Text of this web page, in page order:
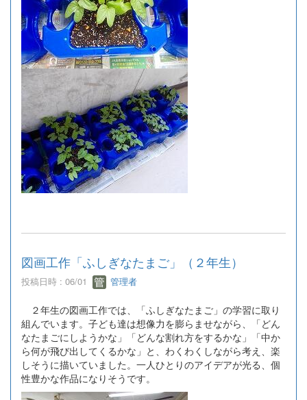
図画工作「ふしぎなたまご」（２年生）
投稿日時 : 06/01 管理者
２年生の図画工作では、「ふしぎなたまご」の学習に取り
組んでいます。子ども達は想像力を膨らませながら、「どん
なたまごにしようかな」「どんな割れ方をするかな」「中か
ら何が飛び出してくるかな」と、わくわくしながら考え、楽
しそうに描いていました。一人ひとりのアイデアが光る、個
性豊かな作品になりそうです。